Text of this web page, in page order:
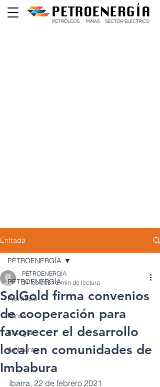
Entrada
PETROENERGÍA
Petróleos
Minas
Energía
Ambiente
PETROENERGÍA
SolGold firma convenios
de cooperación para
favorecer el desarrollo
local en comunidades de
Imbabura
PETROENERGÍA
24 feb 2021 2 min de lectura
Ibarra, 22 de febrero 2021